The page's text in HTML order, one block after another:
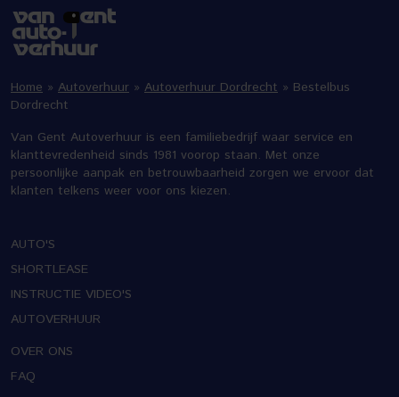
Home » Autoverhuur » Autoverhuur Dordrecht » Bestelbus
Dordrecht
Van Gent Autoverhuur is een familiebedrijf waar service en
klanttevredenheid sinds 1981 voorop staan. Met onze
persoonlijke aanpak en betrouwbaarheid zorgen we ervoor dat
klanten telkens weer voor ons kiezen.
AUTO'S
SHORTLEASE
INSTRUCTIE VIDEO'S
AUTOVERHUUR
OVER ONS
FAQ